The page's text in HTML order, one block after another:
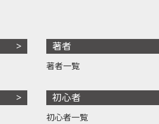
著者
著者一覧
初心者
初心者一覧